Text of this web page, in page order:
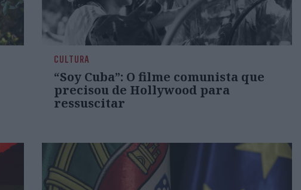
CULTURA
“Soy Cuba”: O filme comunista que
precisou de Hollywood para
ressuscitar